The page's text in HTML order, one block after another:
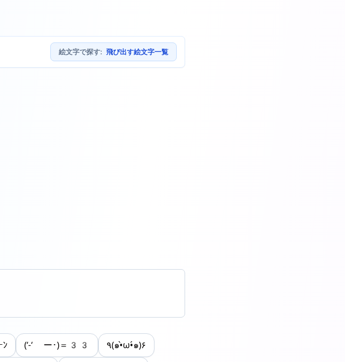
絵文字で探す: 飛び出す絵文字一覧
(‘-‘ ー･)＝33 ٩(๑•̀ω•́๑)۶